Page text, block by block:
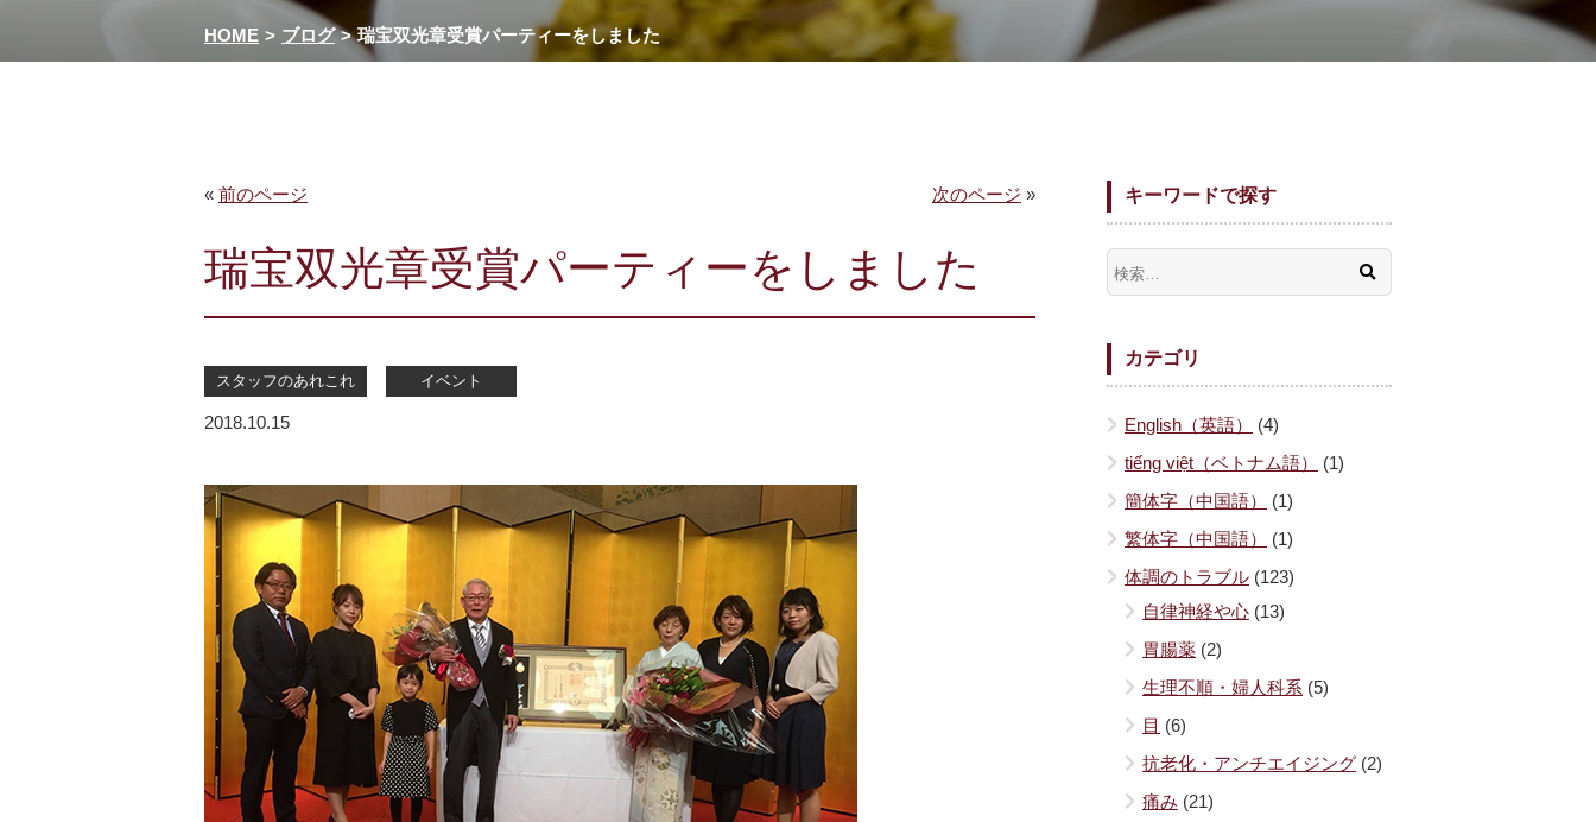
HOME ブログ 瑞宝双光章受賞パーティーをしました
« 前のページ 次のページ »
瑞宝双光章受賞パーティーをしました
スタッフのあれこれ イベント
2018.10.15
キーワードで探す
カテゴリ
English（英語）
(4)
tiếng việt（ベトナム語）
(1)
簡体字（中国語）
(1)
繁体字（中国語）
(1)
体調のトラブル (123)
自律神経や心 (13)
胃腸薬 (2)
生理不順・婦人科系 (5)
目 (6)
抗老化・アンチエイジング (2)
痛み (21)